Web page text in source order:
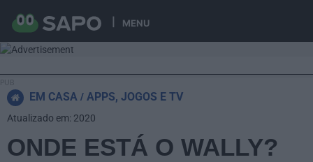
MENU
EM CASA APPS, JOGOS E TV
ONDE ESTÁ O WALLY?
Atualizado em: 2020